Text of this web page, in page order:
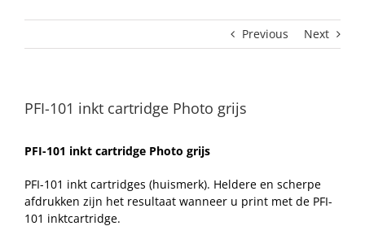
Previous Next
PFI-101 inkt cartridge Photo grijs
PFI-101 inkt cartridge Photo grijs
PFI-101 inkt cartridges (huismerk). Heldere en scherpe
afdrukken zijn het resultaat wanneer u print met de PFI-
101 inktcartridge.